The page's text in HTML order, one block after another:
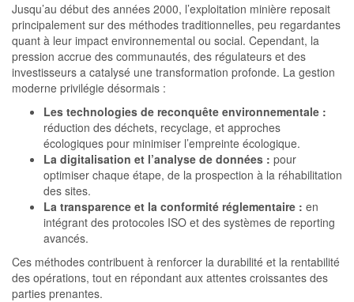
Jusqu’au début des années 2000, l’exploitation minière reposait
principalement sur des méthodes traditionnelles, peu regardantes
quant à leur impact environnemental ou social. Cependant, la
pression accrue des communautés, des régulateurs et des
investisseurs a catalysé une transformation profonde. La gestion
moderne privilégie désormais :
Les technologies de reconquête environnementale :
réduction des déchets, recyclage, et approches
écologiques pour minimiser l’empreinte écologique.
La digitalisation et l’analyse de données : pour
optimiser chaque étape, de la prospection à la réhabilitation
des sites.
La transparence et la conformité réglementaire : en
intégrant des protocoles ISO et des systèmes de reporting
avancés.
Ces méthodes contribuent à renforcer la durabilité et la rentabilité
des opérations, tout en répondant aux attentes croissantes des
parties prenantes.